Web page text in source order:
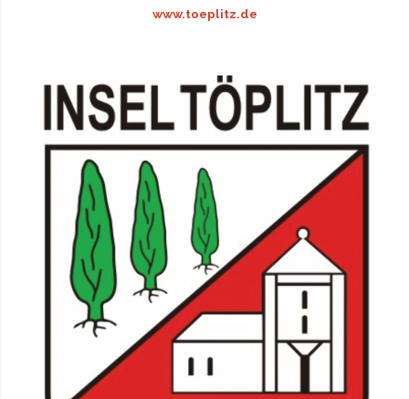
www.toeplitz.de